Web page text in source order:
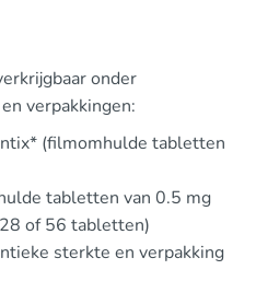
onder
verpakkingen:
(filmomhulde tabletten
tabletten van 0.5 mg
of 56 tabletten)
sterkte en verpakking